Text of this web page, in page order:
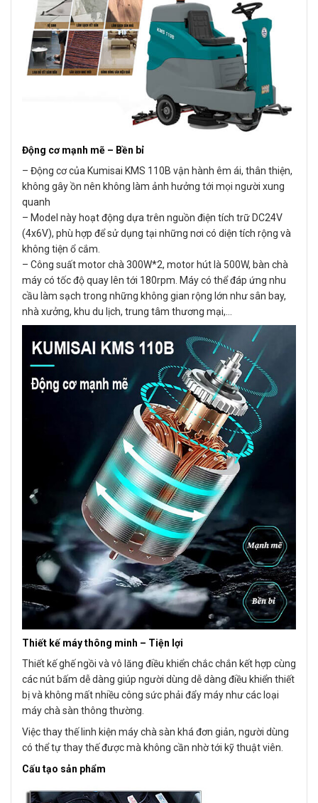
Động cơ mạnh mẽ – Bền bỉ
– Động cơ của Kumisai KMS 110B vận hành êm ái, thân thiện,
không gây ồn nên không làm ảnh hưởng tới mọi người xung
quanh
– Model này hoạt động dựa trên nguồn điện tích trữ DC24V
(4x6V), phù hợp để sử dụng tại những nơi có diện tích rộng và
không tiện ổ cắm.
– Công suất motor chà 300W*2, motor hút là 500W, bàn chà
máy có tốc độ quay lên tới 180rpm. Máy có thể đáp ứng nhu
cầu làm sạch trong những không gian rộng lớn như sân bay,
nhà xưởng, khu du lịch, trung tâm thương mại,…
Thiết kế máy thông minh – Tiện lợi
Thiết kế ghế ngồi và vô lăng điều khiển chắc chắn kết hợp cùng
các nút bấm dễ dàng giúp người dùng dễ dàng điều khiển thiết
bị và không mất nhiều công sức phải đẩy máy như các loại
máy chà sàn thông thường.
Việc thay thế linh kiện máy chà sàn khá đơn giản, người dùng
có thể tự thay thế được mà không cần nhờ tới kỹ thuật viên.
Cấu tạo sản phẩm